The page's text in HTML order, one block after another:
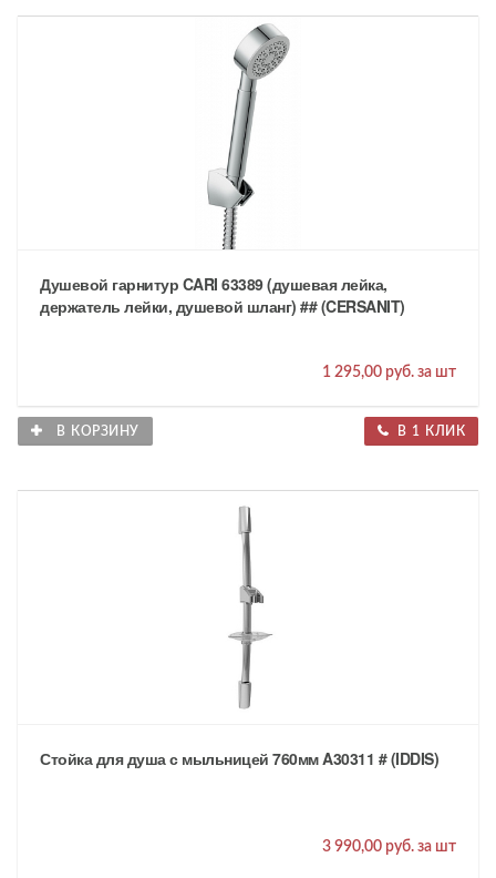
Душевой гарнитур CARI 63389 (душевая лейка,
держатель лейки, душевой шланг) ## (CERSANIT)
1 295,00 руб. за шт
В КОРЗИНУ В 1 КЛИК
Стойка для душа с мыльницей 760мм A30311 # (IDDIS)
3 990,00 руб. за шт